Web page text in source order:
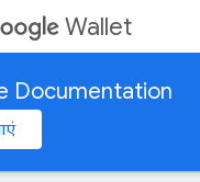
Wallet
Documentation